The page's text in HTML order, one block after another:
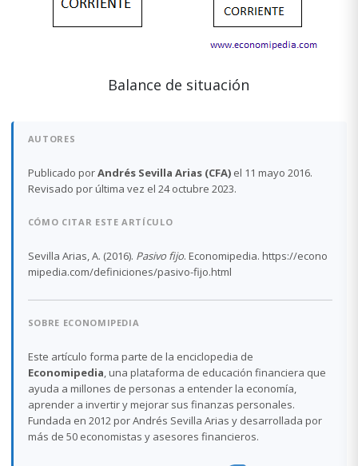
Balance de situación
AUTORES
Publicado porAndrés Sevilla Arias (CFA)el 11 mayo 2016.
Revisado por última vez el 24 octubre 2023.
CÓMO CITAR ESTE ARTÍCULO
Sevilla Arias, A. (2016). Pasivo fijo. Economipedia. https://econo
mipedia.com/definiciones/pasivo-fijo.html
SOBRE ECONOMIPEDIA
Este artículo forma parte de la enciclopedia de
Economipedia, una plataforma de educación financiera que
ayuda a millones de personas a entender la economía,
aprender a invertir y mejorar sus finanzas personales.
Fundada en 2012 por Andrés Sevilla Arias y desarrollada por
más de 50 economistas y asesores financieros.